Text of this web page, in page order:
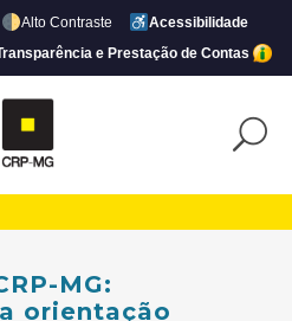
Alto Contraste
Acessibilidade
e Prestação de Contas
MG:
orientação